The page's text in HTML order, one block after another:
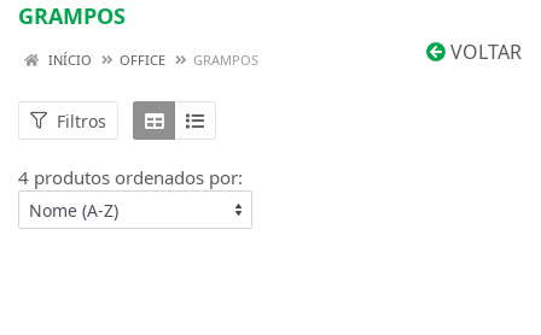
GRAMPOS
VOLTAR
INÍCIO OFFICE GRAMPOS
Filtros
4 produtos ordenados por: